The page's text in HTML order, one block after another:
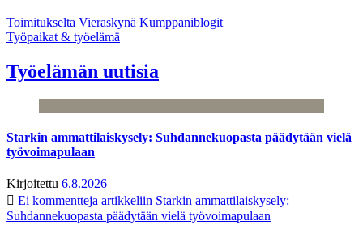
Toimitukselta Vieraskynä Kumppaniblogit
Työpaikat & työelämä
Työelämän uutisia
Starkin ammattilaiskysely: Suhdannekuopasta päädytään vielä
työvoimapulaan
Kirjoitettu 6.8.2026
Ei kommentteja artikkeliin Starkin ammattilaiskysely:
Suhdannekuopasta päädytään vielä työvoimapulaan